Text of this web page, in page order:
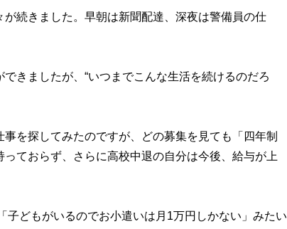
続きました。早朝は新聞配達、深夜は警備員の仕
きましたが、“いつまでこんな生活を続けるのだろ
を探してみたのですが、どの募集を見ても「四年制
ておらず、さらに高校中退の自分は今後、給与が上
どもがいるのでお小遣いは月1万円しかない」みたい